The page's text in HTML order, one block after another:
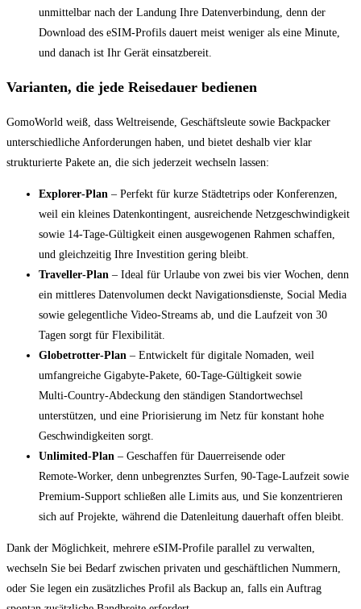
unmittelbar nach der Landung Ihre Datenverbindung, denn der
Download des eSIM‑Profils dauert meist weniger als eine Minute,
und danach ist Ihr Gerät einsatzbereit.
Varianten, die jede Reisedauer bedienen
GomoWorld weiß, dass Weltreisende, Geschäftsleute sowie Backpacker
unterschiedliche Anforderungen haben, und bietet deshalb vier klar
strukturierte Pakete an, die sich jederzeit wechseln lassen:
Explorer‑Plan – Perfekt für kurze Städtetrips oder Konferenzen,
weil ein kleines Datenkontingent, ausreichende Netzgeschwindigkeit
sowie 14‑Tage‑Gültigkeit einen ausgewogenen Rahmen schaffen,
und gleichzeitig Ihre Investition gering bleibt.
Traveller‑Plan – Ideal für Urlaube von zwei bis vier Wochen, denn
ein mittleres Datenvolumen deckt Navigationsdienste, Social Media
sowie gelegentliche Video‑Streams ab, und die Laufzeit von 30
Tagen sorgt für Flexibilität.
Globetrotter‑Plan – Entwickelt für digitale Nomaden, weil
umfangreiche Gigabyte‑Pakete, 60‑Tage‑Gültigkeit sowie
Multi‑Country‑Abdeckung den ständigen Standortwechsel
unterstützen, und eine Priorisierung im Netz für konstant hohe
Geschwindigkeiten sorgt.
Unlimited‑Plan – Geschaffen für Dauerreisende oder
Remote‑Worker, denn unbegrenztes Surfen, 90‑Tage‑Laufzeit sowie
Premium‑Support schließen alle Limits aus, und Sie konzentrieren
sich auf Projekte, während die Datenleitung dauerhaft offen bleibt.
Dank der Möglichkeit, mehrere eSIM‑Profile parallel zu verwalten,
wechseln Sie bei Bedarf zwischen privaten und geschäftlichen Nummern,
oder Sie legen ein zusätzliches Profil als Backup an, falls ein Auftrag